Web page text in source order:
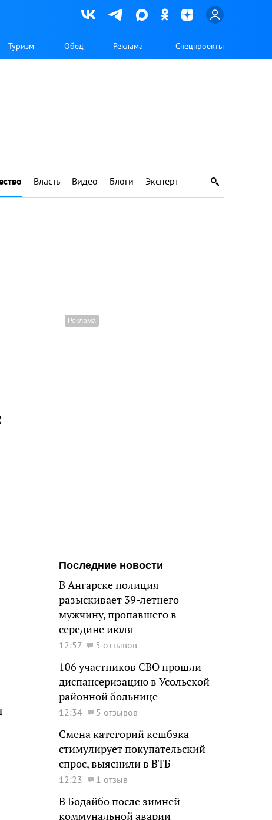
Туризм Обед Реклама Спецпроекты
Власть Видео Блоги Эксперт
Последние новости
В Ангарске полиция
разыскивает 39-летнего
мужчину, пропавшего в
середине июля
12:57 5 отзывов
106 участников СВО прошли
диспансеризацию в Усольской
районной больнице
12:34 5 отзывов
Смена категорий кешбэка
стимулирует покупательский
спрос, выяснили в ВТБ
12:23 1 отзыв
В Бодайбо после зимней
коммунальной аварии